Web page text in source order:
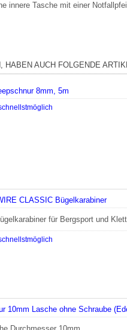
innere Tasche mit einer
AUCH FOLGENDE
8mm, 5m
CLASSIC Bügelkarabiner
für Bergsport und
10mm Lasche ohne Schraube